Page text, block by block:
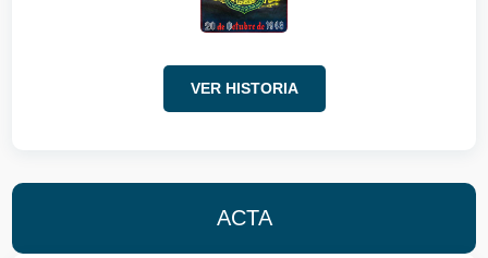
VER HISTORIA
ACTA